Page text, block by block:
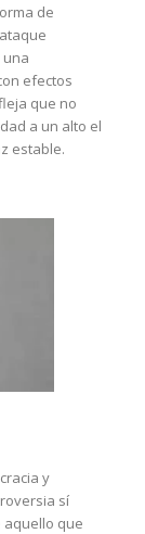
de
una
efectos
que no
a un alto el
estable.
y
sí
aquello que